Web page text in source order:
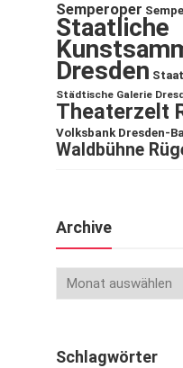
Semperoper
Staatliche
Dresden
Städtische Galerie
Theaterzelt
Volksbank Dresden-
Waldbühne
Archive
Schlagwörter